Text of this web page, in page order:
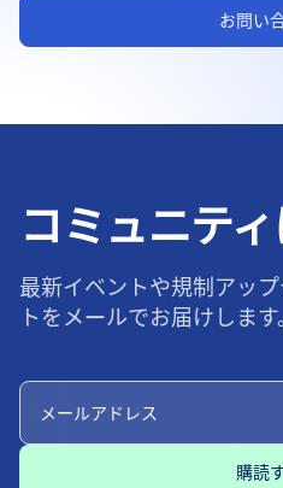
お問い
コミュニテ
最新イベントや規制アッ
トをメールでお届けします